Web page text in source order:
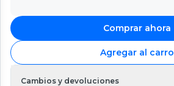
Comprar ahora
Agregar al carro
Cambios y devoluciones